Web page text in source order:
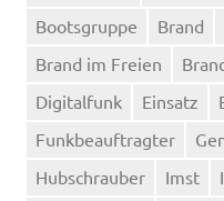
Bootsgruppe
Brand
Brand im Freien
Digitalfunk
Einsatz
Funkbeauftragter
Hubschrauber
Imst